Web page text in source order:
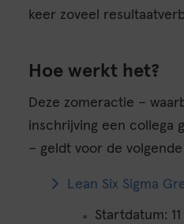
keer zoveel
Hoe werkt het?
Deze zomeractie –
inschrijving een collega
– geldt voor de
Lean Six Sigma
Startdatum: